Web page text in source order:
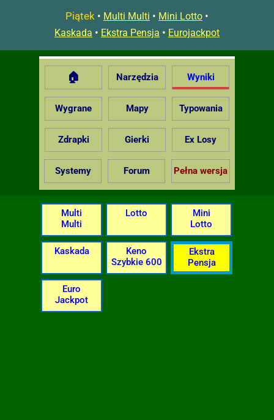
Piątek • Multi Multi • Mini Lotto •
Kaskada • Ekstra Pensja • Eurojackpot
🏠 Narzędzia Wyniki
Wygrane Mapy Typowania
Zdrapki Gierki Ex Losy
Systemy Forum Pełna wersja
Multi
Multi
Lotto
Mini
Lotto
Kaskada
Keno
Szybkie 600
Ekstra
Pensja
Euro
Jackpot